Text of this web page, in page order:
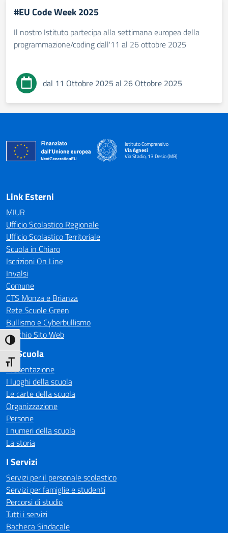
Attiva/disattiva alto contrasto
Attiva/disattiva dimensione testo
#EU Code Week 2025
Il nostro Istituto partecipa alla settimana europea della
programmazione/coding dall'11 al 26 ottobre 2025
dal 11 Ottobre 2025 al 26 Ottobre 2025
Istituto Comprensivo
Via Agnesi
Via Stadio, 13 Desio (MB)
— Visita la pagina iniziale della scuola
Link Esterni
MIUR
Ufficio Scolastico Regionale
Ufficio Scolastico Territoriale
Scuola in Chiaro
Iscrizioni On Line
Invalsi
Comune
CTS Monza e Brianza
Rete Scuole Green
Bullismo e Cyberbullismo
Vecchio Sito Web
La Scuola
Presentazione
I luoghi della scuola
Le carte della scuola
Organizzazione
Persone
I numeri della scuola
La storia
I Servizi
Servizi per il personale scolastico
Servizi per famiglie e studenti
Percorsi di studio
Tutti i servizi
Bacheca Sindacale